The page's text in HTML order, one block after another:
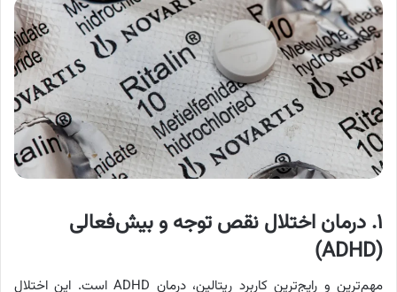
۱. درمان اختلال نقص توجه و بیش‌فعالی
(ADHD)
مهم‌ترین و رایج‌ترین کاربرد ریتالین، درمان ADHD است. این اختلال